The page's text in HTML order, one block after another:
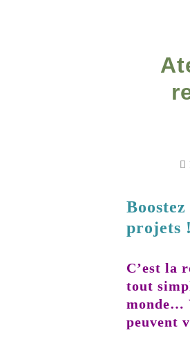
projets !
C’est la
tout
monde…
peuvent